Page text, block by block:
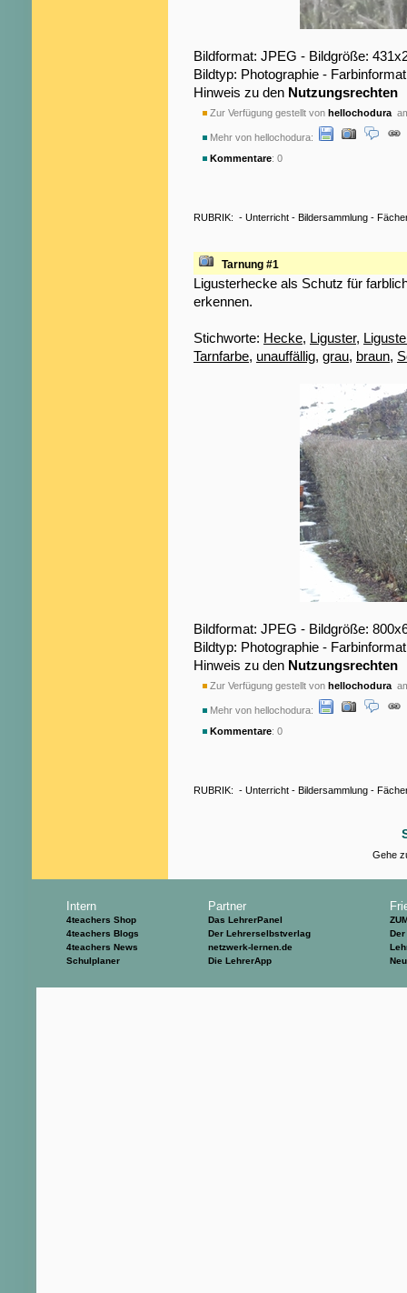
Bildformat: JPEG - Bildgröße:
Bildtyp: Photographie -
Hinweis zu den Nutzungsrechten
Zur Verfügung gestellt von hellochodura
Mehr von hellochodura:
Kommentare: 0
RUBRIK: - Unterricht - Bildersammlung -
Tarnung #1
Ligusterhecke als Schutz für
erkennen.
Stichworte: Hecke, Liguster,
Tarnfarbe, unauffällig, grau, braun,
Bildformat: JPEG - Bildgröße:
Bildtyp: Photographie -
Hinweis zu den Nutzungsrechten
Zur Verfügung gestellt von hellochodura
Mehr von hellochodura:
Kommentare: 0
RUBRIK: - Unterricht - Bildersammlung -
Gehe
Intern
4teachers Shop
4teachers Blogs
4teachers News
Schulplaner
Partner
Das LehrerPanel
Der Lehrerselbstverlag
netzwerk-lernen.de
Die LehrerApp